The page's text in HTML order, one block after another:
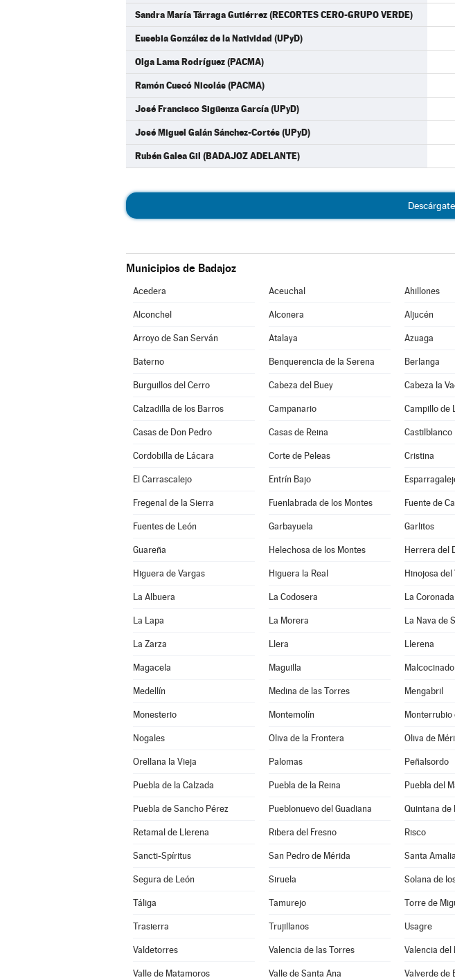
Sandra María Tárraga Gutiérrez (RECORTES CERO-GRUPO VERDE)
Eusebia González de la Natividad (UPyD)
Olga Lama Rodríguez (PACMA)
Ramón Cuscó Nicolás (PACMA)
José Francisco Sigüenza García (UPyD)
José Miguel Galán Sánchez-Cortés (UPyD)
Rubén Galea Gil (BADAJOZ ADELANTE)
Municipios de Badajoz
Acedera Aceuchal Ahillones
Alconchel Alconera Aljucén
Arroyo de San Serván Atalaya Azuaga
Baterno Benquerencia de la Serena Berlanga
Burguillos del Cerro Cabeza del Buey Cabeza la
Calzadilla de los Barros Campanario Campillo de
Casas de Don Pedro Casas de Reina Castilblanco
Cordobilla de Lácara Corte de Peleas Cristina
El Carrascalejo Entrín Bajo
Fregenal de la Sierra Fuenlabrada de los Montes Fuente de
Fuentes de León Garbayuela Garlitos
Guareña Helechosa de los Montes Herrera del
Higuera de Vargas Higuera la Real Hinojosa del
La Albuera La Codosera La Coronada
La Lapa La Morera La Nava de
La Zarza Llera Llerena
Magacela Maguilla Malcocinado
Medellín Medina de las Torres Mengabril
Monesterio Montemolín Monterrubio
Nogales Oliva de la Frontera Oliva de
Orellana la Vieja Palomas Peñalsordo
Puebla de la Calzada Puebla de la Reina Puebla del
Puebla de Sancho Pérez Pueblonuevo del Guadiana Quintana de
Retamal de Llerena Ribera del Fresno Risco
Sancti-Spíritus San Pedro de Mérida Santa Amalia
Segura de León Siruela Solana de
Táliga Tamurejo Torre de
Trasierra Trujillanos Usagre
Valdetorres Valencia de las Torres Valencia del
Valle de Matamoros Valle de Santa Ana Valverde de